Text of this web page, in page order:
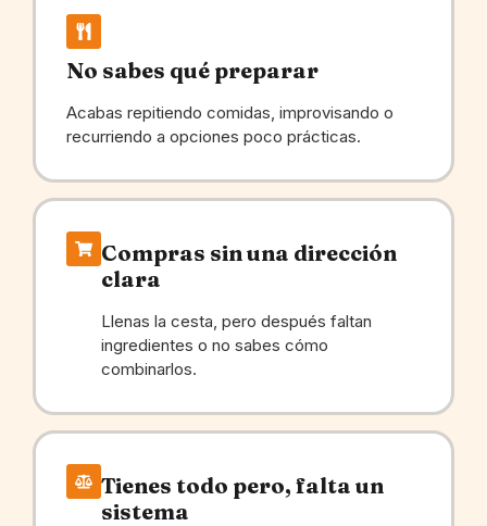
No sabes qué preparar
Acabas repitiendo comidas, improvisando o
recurriendo a opciones poco prácticas.
Compras sin una dirección
clara
Llenas la cesta, pero después faltan
ingredientes o no sabes cómo
combinarlos.
Tienes todo pero, falta un
sistema